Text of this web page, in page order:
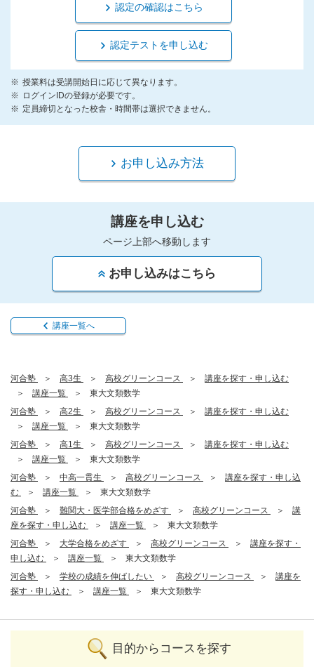
認定の確認はこちら
認定テストを申し込む
授業料は受講開始日に応じて異なります。
ログインIDの登録が必要です。
定員締切となった校舎・時間帯は選択できません。
お申し込み方法
講座を申し込む
ページ上部へ移動します
お申し込みはこちら
講座一覧へ
河合塾 高3生 高校グリーンコース
講座を探す・申し込む
講座一覧
東大文類数学
河合塾
高2生 高校グリーンコース
講座を探す・申し込む
講座一覧
東大文類数学
河合塾
高1生 高校グリーンコース
講座を探す・申し込む
講座一覧
東大文類数学
河合塾
中高一貫生 高校グリーンコース
講座を探す・申し込
む
講座一覧
東大文類数学
河合塾
難関大・医学部合格をめざす 高校グリーンコース
講
座を探す・申し込む
講座一覧
東大文類数学
河合塾
大学合格をめざす 高校グリーンコース
講座を探す・
申し込む
講座一覧
東大文類数学
河合塾
学校の成績を伸ばしたい 高校グリーンコース
講座を
探す・申し込む
講座一覧 東大文類数学
目的からコースを探す